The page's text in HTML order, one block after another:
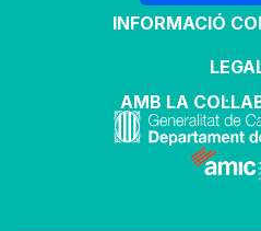
INFORMACIÓ
AMB LA